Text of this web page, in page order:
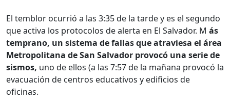
El temblor ocurrió a las 3:35 de la tarde y es el segundo
que activa los protocolos de alerta en El Salvador. M ás
temprano, un sistema de fallas que atraviesa el área
Metropolitana de San Salvador provocó una serie de
sismos, uno de ellos (a las 7:57 de la mañana provocó la
evacuación de centros educativos y edificios de
oficinas.